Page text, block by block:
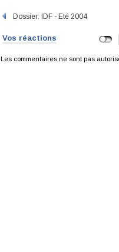
Dossier: IDF - Eté 2004
Vos réactions
Les commentaires ne sont pas